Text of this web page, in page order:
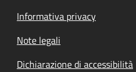
Informativa privacy
Note legali
Dichiarazione di accessibilità